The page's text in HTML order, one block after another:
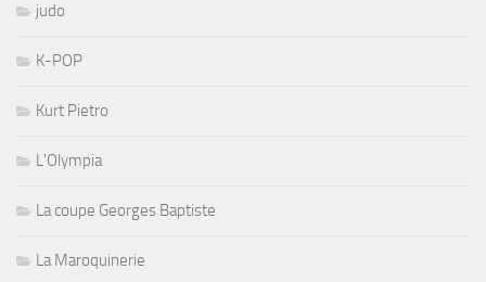
judo
K-POP
Kurt Pietro
L'Olympia
La coupe Georges Baptiste
La Maroquinerie